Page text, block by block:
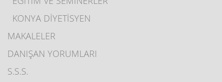
KONYA DİYETİSYEN
MAKALELER
DANIŞAN YORUMLARI
S.S.S.